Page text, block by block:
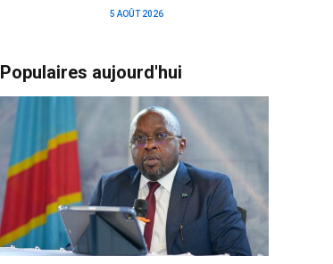
5 AOÛT 2026
Populaires aujourd'hui